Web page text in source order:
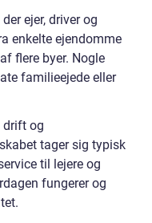
ejer, driver og
enkelte ejendomme
flere byer. Nogle
familieejede eller
drift og
tager sig typisk
til lejere og
fungerer og